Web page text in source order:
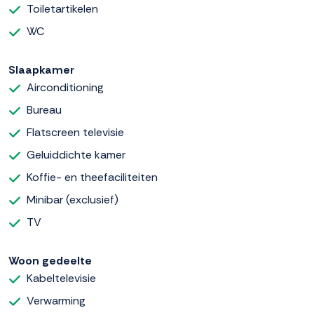
Toiletartikelen
WC
Slaapkamer
Airconditioning
Bureau
Flatscreen televisie
Geluiddichte kamer
Koffie- en theefaciliteiten
Minibar (exclusief)
TV
Woon gedeelte
Kabeltelevisie
Verwarming